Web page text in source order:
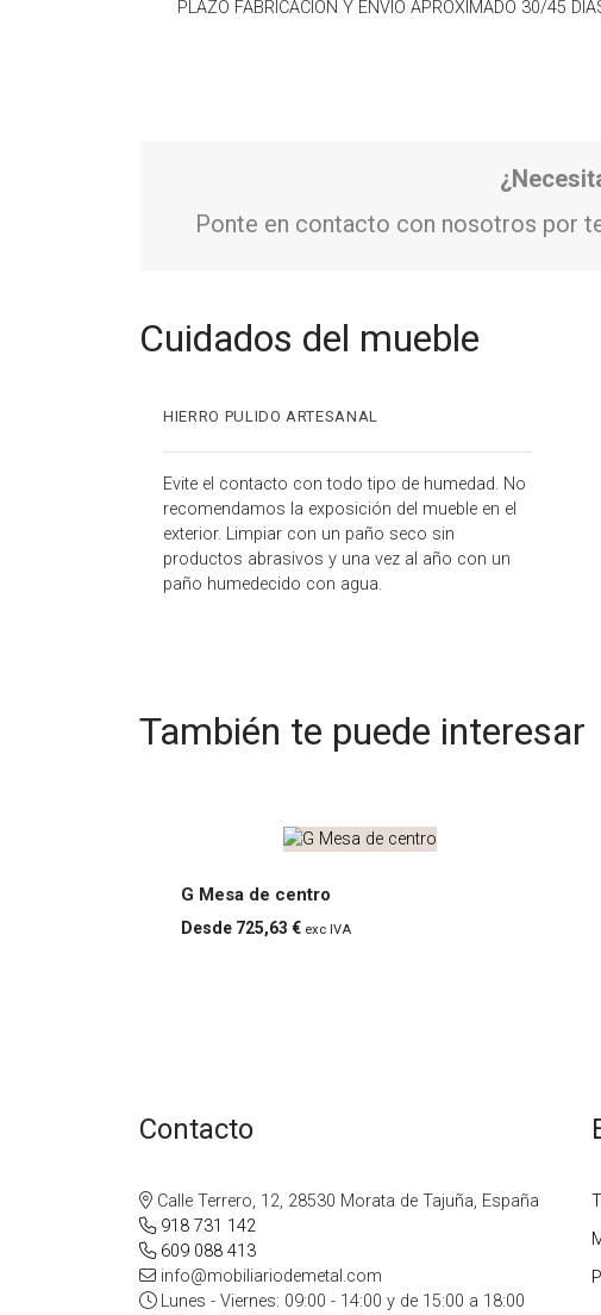
PLAZO FABRICACIÓN Y ENVÍO APROXIMADO 30/45
Ponte en contacto con nosotros por
Cuidados del mueble
HIERRO PULIDO ARTESANAL
Evite el contacto con todo tipo de humedad. No
recomendamos la exposición del mueble en el
exterior. Limpiar con un paño seco sin
productos abrasivos y una vez al año con un
paño humedecido con agua.
También te puede interesar
G Mesa de centro
725,63 € exc IVA
Contacto
Calle Terrero, 12, 28530 Morata de Tajuña, España
918 731 142
609 088 413
info@mobiliariodemetal.com
Lunes - Viernes: 09:00 - 14:00 y de 15:00 a 18:00